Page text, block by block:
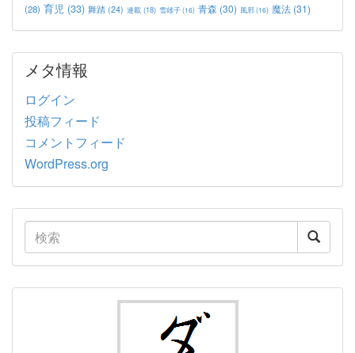
(28) 育児 (33) 舞踏 (24) 連載 (18) 雪雄子(16) 青森 (30) 風邪(16) 魔法 (31)
メタ情報
ログイン
投稿フィード
コメントフィード
WordPress.org